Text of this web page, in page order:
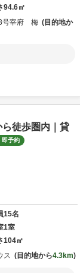
94.6㎡
号宰府 梅
目的地か
徒歩圏内｜貸
即予約
15名
1室
104㎡
ス 目的地から4.3km